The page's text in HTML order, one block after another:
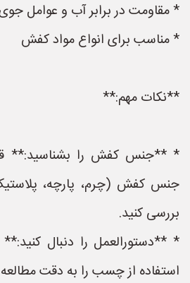
* مقاومت در برابر آب و عوامل
* مناسب برای انواع مواد کفش
**نکات مهم:**
* **جنس کفش را بشناسید:**
جنس کفش (چرم، پارچه،
بررسی کنید.
* **دستورالعمل را دنبال
استفاده از چسب را به دقت مطالعه